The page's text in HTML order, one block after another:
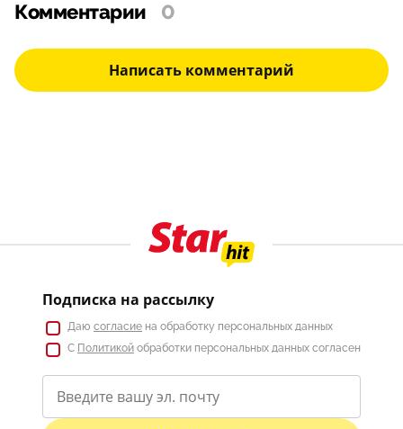
Комментарии 0
Написать комментарий
Подписка на рассылку
Даю согласие на обработку персональных данных
С Политикой обработки персональных данных согласен